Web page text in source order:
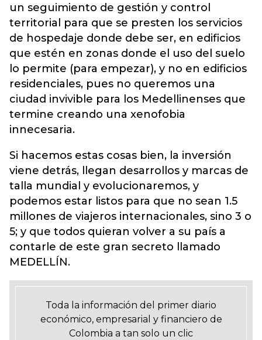
un seguimiento de gestión y control
territorial para que se presten los servicios
de hospedaje donde debe ser, en edificios
que estén en zonas donde el uso del suelo
lo permite (para empezar), y no en edificios
residenciales, pues no queremos una
ciudad invivible para los Medellinenses que
termine creando una xenofobia
innecesaria.
Si hacemos estas cosas bien, la inversión
viene detrás, llegan desarrollos y marcas de
talla mundial y evolucionaremos, y
podemos estar listos para que no sean 1.5
millones de viajeros internacionales, sino 3 o
5; y que todos quieran volver a su país a
contarle de este gran secreto llamado
MEDELLÍN.
Toda la información del primer diario
económico, empresarial y financiero de
Colombia a tan solo un clic